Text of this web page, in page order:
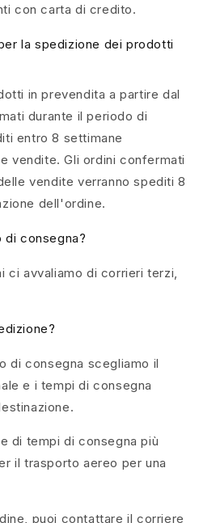
con carta di credito.
la spedizione dei prodotti
in prevendita a partire dal
durante il periodo di
entro 8 settimane
vendite. Gli ordini confermati
vendite verranno spediti 8
dell'ordine.
di consegna?
ci avvaliamo di corrieri terzi,
di consegna scegliamo il
e i tempi di consegna
di tempi di consegna più
il trasporto aereo per una
puoi contattare il corriere